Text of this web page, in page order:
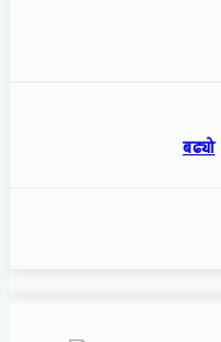
बढ्यो